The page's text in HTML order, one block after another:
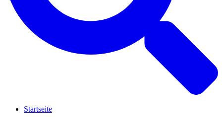
Startseite